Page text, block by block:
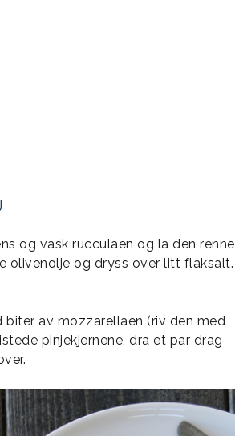
og vask rucculaen og la den renne
olivenolje og dryss over litt flaksalt.
av mozzarellaen (riv den med
pinjekjernene, dra et par drag